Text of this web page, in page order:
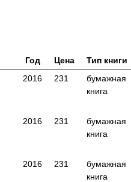
Год Цена
Тип книги
2016 231
бумажная
книга
2016 231
бумажная
книга
2016 231
бумажная
книга